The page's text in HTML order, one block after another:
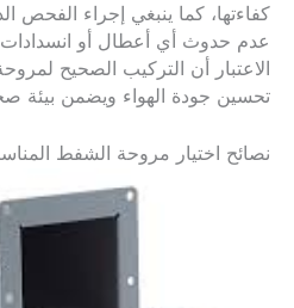
كفاءتها، كما ينبغي إجراء الفحص
عدم حدوث أي أعطال أو
الاعتبار أن التركيب الصحيح
تحسين جودة الهواء ويضمن بيئة
نصائح اختيار مروحة الشفط